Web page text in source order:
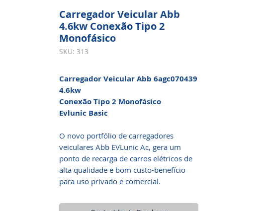
Carregador Veicular Abb
4.6kw Conexão Tipo 2
Monofásico
SKU: 313
Carregador Veicular Abb 6agc070439
4.6kw
Conexão Tipo 2 Monofásico
Evlunic Basic
O novo portfólio de carregadores
veiculares Abb EVLunic Ac, gera um
ponto de recarga de carros elétricos de
alta qualidade e bom custo-benefício
para uso privado e comercial.